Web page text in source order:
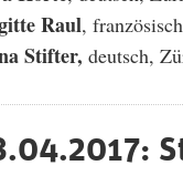
Raul,
Stifter, deutsch,